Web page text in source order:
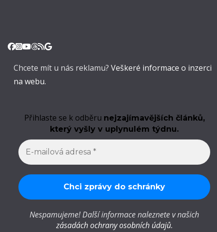
Chcete mít u nás reklamu? Veškeré informace o inzerci
na webu.
Přihlaste se k odběru nejzajímavějších článků,
který vyšly v uplynulém týdnu.
Nespamujeme! Další informace naleznete v našich
zásadách ochrany osobních údajů.